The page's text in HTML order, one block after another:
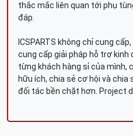
thắc mắc liên quan tới phụ
đáp.
ICSPARTS không chỉ cung
cung cấp giải pháp hỗ trợ kinh
từng khách hàng sỉ của mình,
hữu ích, chia sẻ cơ hội và chia
đối tác bền chặt hơn. Project